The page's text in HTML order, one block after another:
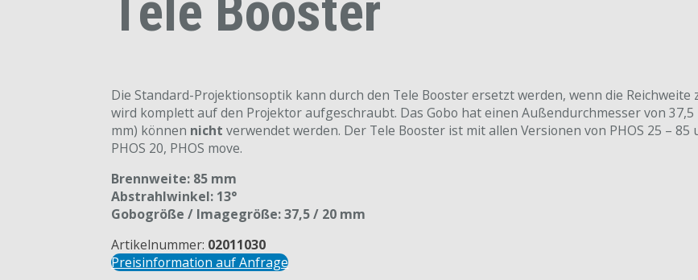
Die Standard-Projektionsoptik kann durch den Tele Booster ersetzt werden, wenn die
wird komplett auf den Projektor aufgeschraubt. Das Gobo hat einen Außendurchmesser von
mm) können nicht verwendet werden. Der Tele Booster ist mit allen Versionen von PHOS 25 –
PHOS 20, PHOS move.
Brennweite: 85 mm
Abstrahlwinkel: 13°
Gobogröße / Imagegröße: 37,5 / 20 mm
Artikelnummer: 02011030
Preisinformation auf Anfrage